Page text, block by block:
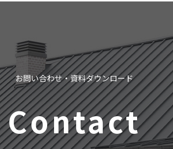
お問い合わせ・資料ダウンロード
Contact